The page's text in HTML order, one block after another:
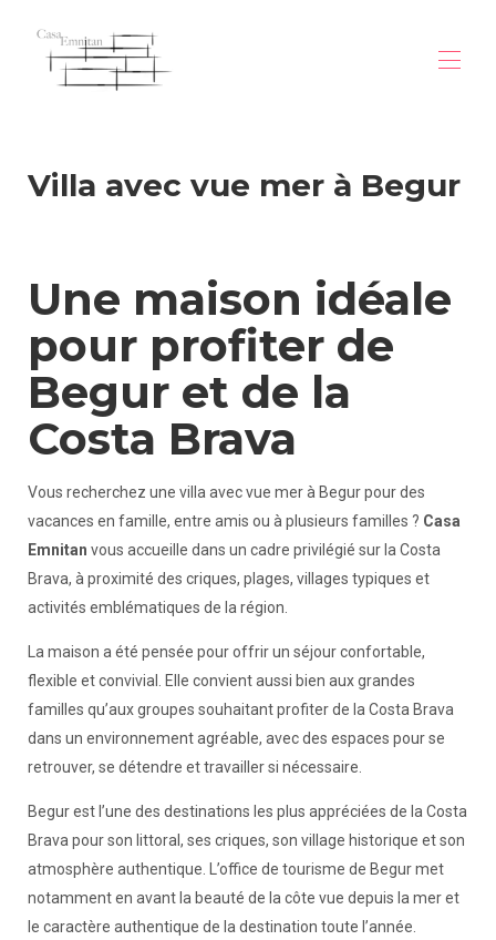
Descrizione
Galleria
saggio
Disponibilità
Contatto
villa-vue-mer-begur
villa-vue-mer-begur (1)
villa-vue-mer-begur (2)
Villa avec vue mer à Begur
Une maison idéale
pour profiter de
Begur et de la
Costa Brava
Vous recherchez une villa avec vue mer à Begur pour des
vacances en famille, entre amis ou à plusieurs familles ? Casa
Emnitan vous accueille dans un cadre privilégié sur la Costa
Brava, à proximité des criques, plages, villages typiques et
activités emblématiques de la région.
La maison a été pensée pour offrir un séjour confortable,
flexible et convivial. Elle convient aussi bien aux grandes
familles qu’aux groupes souhaitant profiter de la Costa Brava
dans un environnement agréable, avec des espaces pour se
retrouver, se détendre et travailler si nécessaire.
Begur est l’une des destinations les plus appréciées de la Costa
Brava pour son littoral, ses criques, son village historique et son
atmosphère authentique. L’office de tourisme de Begur met
notamment en avant la beauté de la côte vue depuis la mer et
le caractère authentique de la destination toute l’année.